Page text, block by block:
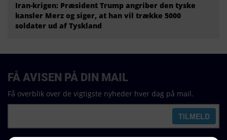
Iran-krigen: Præsident Trump angriber den tyske
kansler Merz og siger, at han vil trække 5000
soldater ud af Tyskland
FÅ AVISEN PÅ DIN MAIL
Få overblik over de vigtigste nyheder hver dag på mail.